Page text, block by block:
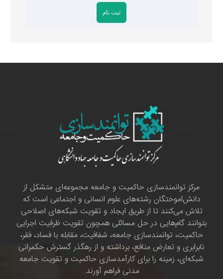
مرکز توانمندسازی حاکمیت و جامعه مجموعه‌ای متشکل از
دانش‌اموختگان رشته‌های علوم انسانی و اجتماعی است که
تلاش می‌کنند تا از طریق ایجاد و تقویت شبکه‌های اصلاحی
بتوانند گام‌هایی در حل مسائلی همچون تقویت ظرفیت اجرایی
حاکمیت، توانمندسازی جامعه، شفافیت، مقابله با فساد، فقر،
نابرابری و تعارض منافع، برداشته و از رهگذر گسترش حکمرانی
شبکه‌ای، زمینه را برای کارآمدسازی حاکمیت و تقویت جامعه
مدنی فراهم آورند.